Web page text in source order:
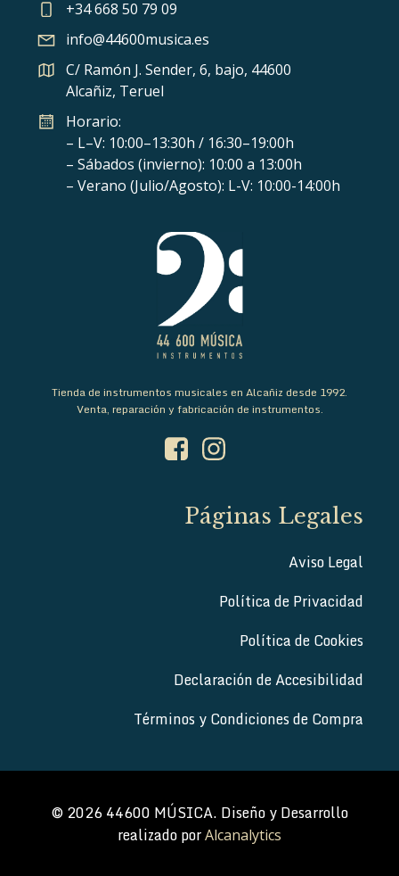
+34 668 50 79 09
info@44600musica.es
C/ Ramón J. Sender, 6, bajo, 44600
Alcañiz, Teruel
Horario:
– L–V: 10:00–13:30h / 16:30–19:00h
– Sábados (invierno): 10:00 a 13:00h
– Verano (Julio/Agosto): L-V: 10:00-14:00h
Tienda de instrumentos musicales en Alcañiz desde 1992.
Venta, reparación y fabricación de instrumentos.
Páginas Legales
Aviso Legal
Política de Privacidad
Política de Cookies
Declaración de Accesibilidad
Términos y Condiciones de Compra
© 2026 44600 MÚSICA. Diseño y Desarrollo
realizado porAlcanalytics